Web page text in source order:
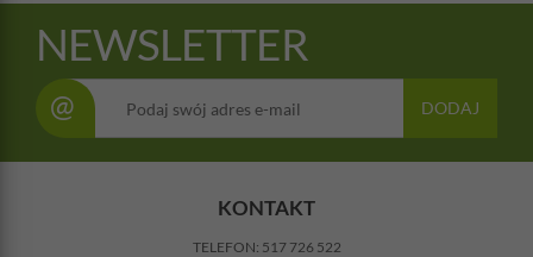
NEWSLETTER
@ DODAJ
KONTAKT
TELEFON: 517 726 522